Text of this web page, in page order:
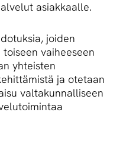
asiakkaalle.
joiden
vaiheeseen
yhteisten
ja otetaan
valtakunnalliseen